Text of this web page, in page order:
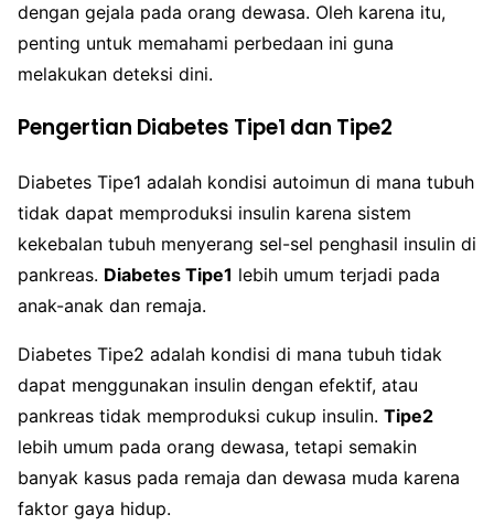
dengan gejala pada orang dewasa. Oleh karena itu,
penting untuk memahami perbedaan ini guna
melakukan deteksi dini.
Pengertian Diabetes Tipe1 dan Tipe2
Diabetes Tipe1 adalah kondisi autoimun di mana tubuh
tidak dapat memproduksi insulin karena sistem
kekebalan tubuh menyerang sel-sel penghasil insulin di
pankreas. Diabetes Tipe1 lebih umum terjadi pada
anak-anak dan remaja.
Diabetes Tipe2 adalah kondisi di mana tubuh tidak
dapat menggunakan insulin dengan efektif, atau
pankreas tidak memproduksi cukup insulin. Tipe2
lebih umum pada orang dewasa, tetapi semakin
banyak kasus pada remaja dan dewasa muda karena
faktor gaya hidup.